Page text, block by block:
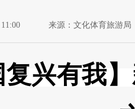
来源：文化体育旅游局
复兴有我